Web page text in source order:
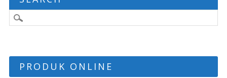
PRODUK ONLINE